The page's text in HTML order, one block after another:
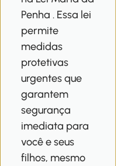
Penha . Essa lei
permite
medidas
protetivas
urgentes que
garantem
segurança
imediata para
você e seus
filhos, mesmo